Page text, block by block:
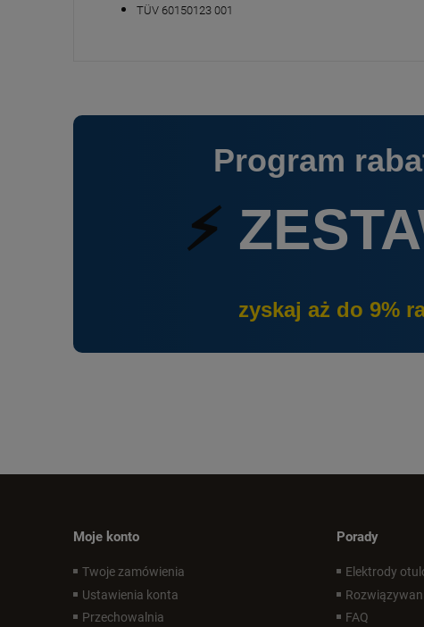
TÜV 60150123 001
Program
⚡
zyskaj aż do 9%
Moje konto
Twoje zamówienia
Ustawienia konta
Przechowalnia
Porady
Elektrody
FAQ